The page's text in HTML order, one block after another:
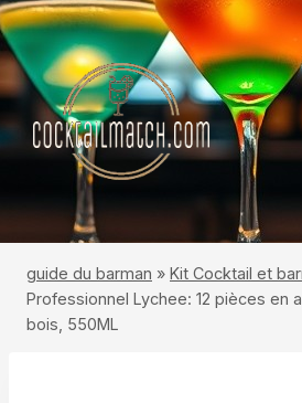
Aller
au
contenu
guide du barman » Kit Cocktail et
Professionnel Lychee: 12 pièces en
bois, 550ML